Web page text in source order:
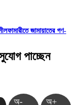
জামায়াতের গণ-
পাচ্ছেন
অ- অ+